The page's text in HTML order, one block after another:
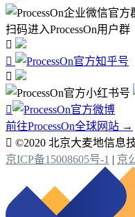
扫码进入ProcessOn用户群




前往ProcessOn全球网站 →
 ©2020 北京大麦地信息
京ICP备15008605号-1 | 京